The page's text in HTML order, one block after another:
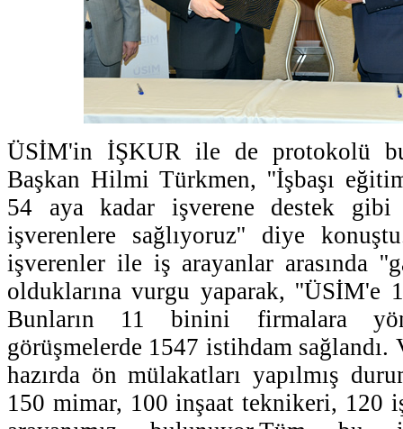
ÜSİM'in İŞKUR ile de protokolü
Başkan Hilmi Türkmen, ''İşbaşı
54 aya kadar işverene destek
işverenlere sağlıyoruz'' diye
işverenler ile iş arayanlar arasında
olduklarına vurgu yaparak, ''ÜSİM'e
Bunların 11 binini firmalara
görüşmelerde 1547 istihdam sağlandı.
hazırda ön mülakatları yapılmış
150 mimar, 100 inşaat teknikeri, 120